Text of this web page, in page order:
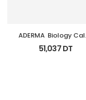
ADERMA  Biology
Soin Apaisant Tb 40
51,037DT